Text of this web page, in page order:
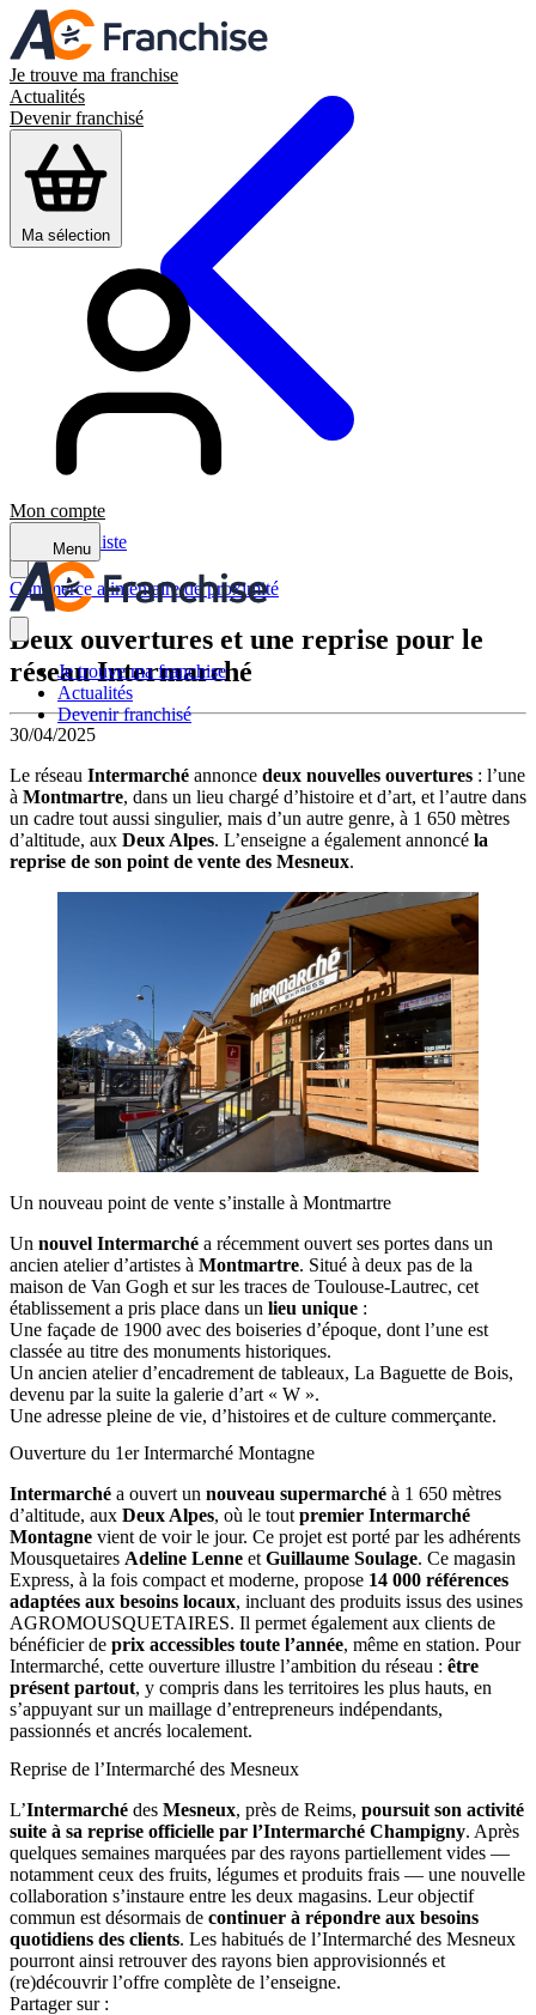
Je trouve ma franchise
Actualités
Devenir franchisé
Ma sélection
Mon compte
Menu
Je trouve ma franchise
Actualités
Devenir franchisé
Retour à la liste
Commerce alimentaire de proximité
Deux ouvertures et une reprise pour le
réseau Intermarché
30/04/2025
Le réseau Intermarché annonce deux nouvelles ouvertures : l’une
à Montmartre, dans un lieu chargé d’histoire et d’art, et l’autre dans
un cadre tout aussi singulier, mais d’un autre genre, à 1 650 mètres
d’altitude, aux Deux Alpes. L’enseigne a également annoncé la
reprise de son point de vente des Mesneux.
Un nouveau point de vente s’installe à Montmartre
Un nouvel Intermarché a récemment ouvert ses portes dans un
ancien atelier d’artistes à Montmartre. Situé à deux pas de la
maison de Van Gogh et sur les traces de Toulouse-Lautrec, cet
établissement a pris place dans un lieu unique :
Une façade de 1900 avec des boiseries d’époque, dont l’une est
classée au titre des monuments historiques.
Un ancien atelier d’encadrement de tableaux, La Baguette de Bois,
devenu par la suite la galerie d’art « W ».
Une adresse pleine de vie, d’histoires et de culture commerçante.
Ouverture du 1er Intermarché Montagne
Intermarché a ouvert un nouveau supermarché à 1 650 mètres
d’altitude, aux Deux Alpes, où le toutpremier Intermarché
Montagne vient de voir le jour. Ce projet est porté par les adhérents
Mousquetaires Adeline Lenne etGuillaume Soulage. Ce magasin
Express, à la fois compact et moderne, propose 14 000 références
adaptées aux besoins locaux, incluant des produits issus des usines
AGROMOUSQUETAIRES. Il permet également aux clients de
bénéficier de prix accessibles toute l’année, même en station. Pour
Intermarché, cette ouverture illustre l’ambition du réseau : être
présent partout, y compris dans les territoires les plus hauts, en
s’appuyant sur un maillage d’entrepreneurs indépendants,
passionnés et ancrés localement.
Reprise de l’Intermarché des Mesneux
L’Intermarché des Mesneux, près de Reims, poursuit son activité
suite à sa reprise officielle par l’Intermarché Champigny. Après
quelques semaines marquées par des rayons partiellement vides —
notamment ceux des fruits, légumes et produits frais — une nouvelle
collaboration s’instaure entre les deux magasins. Leur objectif
commun est désormais de continuer à répondre aux besoins
quotidiens des clients. Les habitués de l’Intermarché des Mesneux
pourront ainsi retrouver des rayons bien approvisionnés et
(re)découvrir l’offre complète de l’enseigne.
Partager sur :